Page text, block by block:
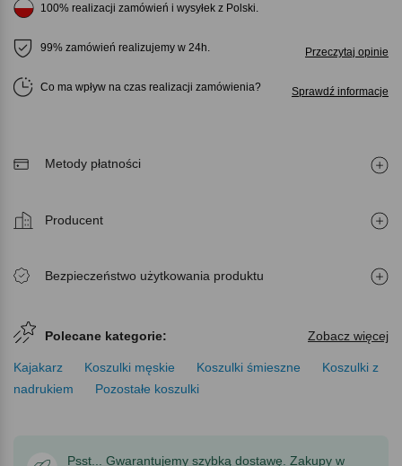
100% realizacji zamówień i wysyłek z Polski.
99% zamówień realizujemy w 24h. Przeczytaj opinie
Co ma wpływ na czas realizacji zamówienia Sprawdź informacje
Metody płatności
Producent
Bezpieczeństwo użytkowania produktu
Polecane kategorie: Zobacz więcej
Kajakarz Koszulki męskie Koszulki śmieszne
Koszulki z
nadrukiem
Pozostałe koszulki
Psst... Gwarantujemy szybką dostawę. Zakupy w